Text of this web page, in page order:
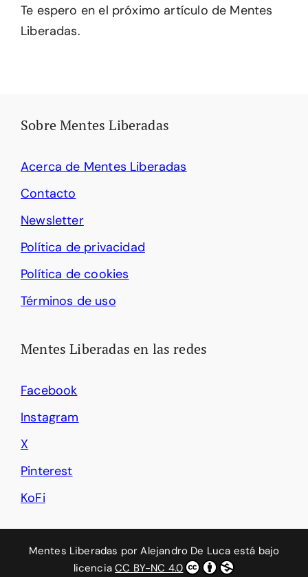
Te espero en el próximo artículo de Mentes
Liberadas.
Sobre Mentes Liberadas
Acerca de Mentes Liberadas
Contacto
Newsletter
Política de privacidad
Política de cookies
Términos de uso
Mentes Liberadas en las redes
Facebook
Instagram
X
Pinterest
KoFi
Mentes Liberadas porAlejandro De Luca está bajo
licenciaCC BY-NC 4.0